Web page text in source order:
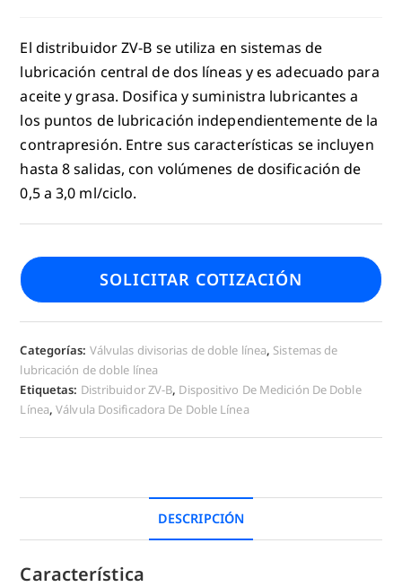
El distribuidor ZV-B se utiliza en sistemas de
lubricación central de dos líneas y es adecuado para
aceite y grasa. Dosifica y suministra lubricantes a
los puntos de lubricación independientemente de la
contrapresión. Entre sus características se incluyen
hasta 8 salidas, con volúmenes de dosificación de
0,5 a 3,0 ml/ciclo.
SOLICITAR COTIZACIÓN
Categorías: Válvulas divisorias de doble línea, Sistemas de
lubricación de doble línea
Etiquetas: Distribuidor ZV-B, Dispositivo De Medición De Doble
Línea,Válvula Dosificadora De Doble Línea
DESCRIPCIÓN
Característica